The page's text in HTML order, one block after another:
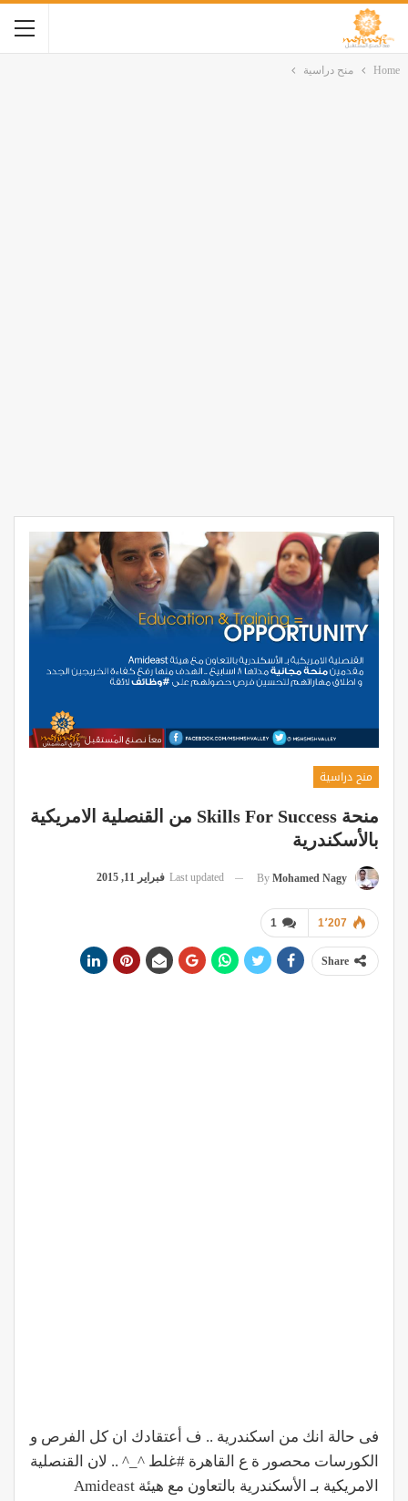
Home منح دراسية
منح دراسية
‏منحة‬ Skills For Success من القنصلية الامريكية
ب‏الأسكندرية‬
By Mohamed Nagy
Last updated فبراير 11, 2015
1 1٬207
Share
فى حالة انك من اسكندرية .. ف أعتقادك ان كل الفرص و
الكورسات محصور ة ع القاهرة #غلط ^_^ .. لان القنصلية
الامريكية بـ ‏الأسكندرية‬ بالتعاون مع هيئة Amideast